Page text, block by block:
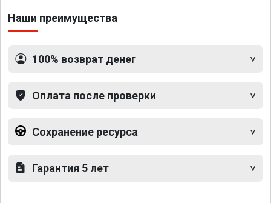
Наши преимущества
100% возврат денег
Оплата после проверки
Сохранение ресурса
Гарантия 5 лет